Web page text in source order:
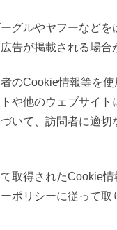
グルやヤフーなどを
告が掲載される場合
のCookie情報等を
や他のウェブサイト
いて、訪問者に適切
取得されたCookie
ポリシーに従って取